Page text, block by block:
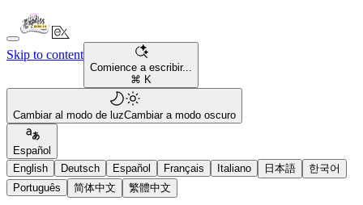
Skip to content
Comience a escribir...
⌘ K
Cambiar al modo de luzCambiar a modo oscuro
Español
English
Deutsch Español Français Italiano 日本語
한국어
Português
简体中文 繁體中文